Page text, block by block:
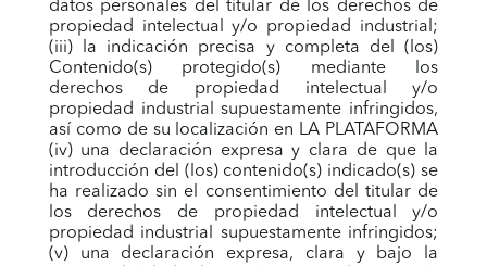
datos personales del titular de los derechos de
propiedad intelectual y/o propiedad industrial;
(iii) la indicación precisa y completa del (los)
Contenido(s) protegido(s) mediante los
derechos de propiedad intelectual y/o
propiedad industrial supuestamente infringidos,
así como de su localización en LA PLATAFORMA
(iv) una declaración expresa y clara de que la
introducción del (los) contenido(s) indicado(s) se
ha realizado sin el consentimiento del titular de
los derechos de propiedad intelectual y/o
propiedad industrial supuestamente infringidos;
(v) una declaración expresa, clara y bajo la